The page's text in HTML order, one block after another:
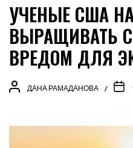
УЧЕНЫЕ США
ВЫРАЩИВАТЬ
ВРЕДОМ ДЛЯ
ДАНА РАМАДАНОВА